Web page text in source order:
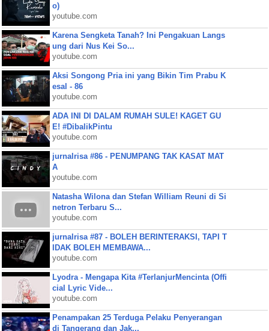
o)
youtube.com
Karena Sengketa Tanah? Ini Pengakuan Langs
ung dari Nus Kei So...
youtube.com
Aksi Songong Pria ini yang Bikin Tim Prabu K
esal - 86
youtube.com
ADA INI DI DALAM RUMAH SULE! KAGET GU
E! #DibalikPintu
youtube.com
jurnalrisa #86 - PENUMPANG TAK KASAT MAT
A
youtube.com
Natasha Wilona dan Stefan William Reuni di Si
netron Terbaru S...
youtube.com
jurnalrisa #87 - BOLEH BERINTERAKSI, TAPI T
IDAK BOLEH MEMBAWA...
youtube.com
Lyodra - Mengapa Kita #TerlanjurMencinta (Offi
cial Lyric Vide...
youtube.com
Penampakan 25 Terduga Pelaku Penyerangan
di Tangerang dan Jak...